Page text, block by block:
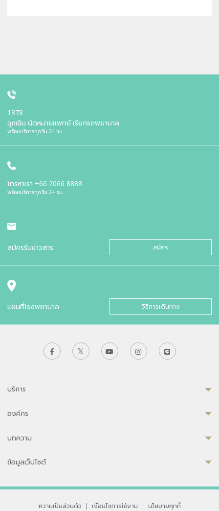
1378
ฉุกเฉิน นัดหมายแพทย์ เรียกรถพยาบาล
พร้อมบริการทุกวัน 24 ชม.
โทรหาเรา +66 2066 8888
พร้อมบริการทุกวัน 24 ชม.
สมัครรับข่าวสาร สมัคร
แผนที่โรงพยาบาล วิธีการเดินทาง
บริการ
องค์กร
บทความ
ข้อมูลเว็ปไซต์
ความเป็นส่วนตัว | เงื่อนไขการใช้งาน | นโยบายคุกกี้